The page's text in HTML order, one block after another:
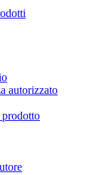
autorizzato